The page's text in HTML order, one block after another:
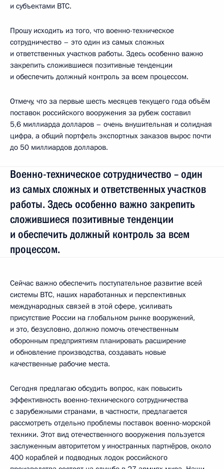
и субъектами ВТС.
Прошу исходить из того, что военно-техническое
сотрудничество – это один из самых сложных
и ответственных участков работы. Здесь особенно важно
закрепить сложившиеся позитивные тенденции
и обеспечить должный контроль за всем процессом.
Отмечу, что за первые шесть месяцев текущего года объём
поставок российского вооружения за рубеж составил
5,6 миллиарда долларов – очень внушительная и солидная
цифра, а общий портфель экспортных заказов вырос почти
до 50 миллиардов долларов.
Военно-техническое сотрудничество – один
из самых сложных и ответственных участков
работы. Здесь особенно важно закрепить
сложившиеся позитивные тенденции
и обеспечить должный контроль за всем
процессом.
Сейчас важно обеспечить поступательное развитие всей
системы ВТС, наших наработанных и перспективных
международных связей в этой сфере, усиливать
присутствие России на глобальном рынке вооружений,
и это, безусловно, должно помочь отечественным
оборонным предприятиям планировать расширение
и обновление производства, создавать новые
качественные рабочие места.
Сегодня предлагаю обсудить вопрос, как повысить
эффективность военно-технического сотрудничества
с зарубежными странами, в частности, предлагается
рассмотреть отдельно проблемы поставок военно-морской
техники. Этот вид отечественного вооружения пользуется
заслуженным авторитетом у иностранных партнёров, около
400 кораблей и подводных лодок российского